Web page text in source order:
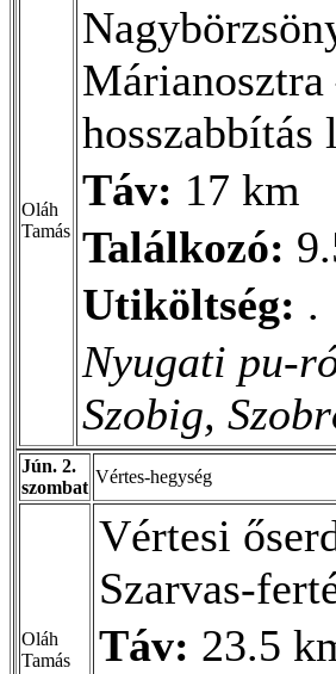
Oláh
Tamás
hosszabbítás
Táv: 17 km
Találkozó:
Utiköltség: .
Nyugati pu-
Szobig,
Jún. 2.
szombat
Vértes-hegység
Oláh
Tamás
Vértesi
Szarvas-
Táv: 23.5